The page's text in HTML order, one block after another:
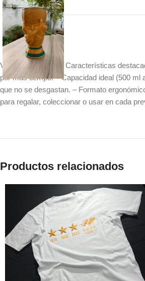
Vasos/Chop/Fernet Características
por más tiempo. – Capacidad ideal (500
que no se desgastan. – Formato
para regalar, coleccionar o usar en cada
Productos relacionados